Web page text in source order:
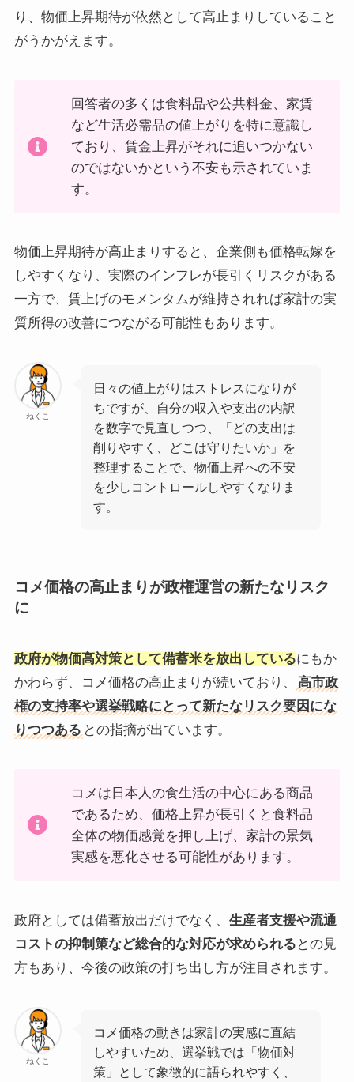
り、物価上昇期待が依然として高止まりしていること
がうかがえます。
回答者の多くは食料品や公共料金、家賃
など生活必需品の値上がりを特に意識し
ており、賃金上昇がそれに追いつかない
のではないかという不安も示されていま
す。
物価上昇期待が高止まりすると、企業側も価格転嫁を
しやすくなり、実際のインフレが長引くリスクがある
一方で、賃上げのモメンタムが維持されれば家計の実
質所得の改善につながる可能性もあります。
ねくこ
日々の値上がりはストレスになりが
ちですが、自分の収入や支出の内訳
を数字で見直しつつ、「どの支出は
削りやすく、どこは守りたいか」を
整理することで、物価上昇への不安
を少しコントロールしやすくなりま
す。
コメ価格の高止まりが政権運営の新たなリスク
に
政府が物価高対策として備蓄米を放出しているにもか
かわらず、コメ価格の高止まりが続いており、
高市政
権の支持率や選挙戦略にとって新たなリスク要因にな
りつつある との指摘が出ています。
コメは日本人の食生活の中心にある商品
であるため、価格上昇が長引くと食料品
全体の物価感覚を押し上げ、家計の景気
実感を悪化させる可能性があります。
政府としては備蓄放出だけでなく、 生産者支援や流通
コストの抑制策など総合的な対応が求められる との見
方もあり、今後の政策の打ち出し方が注目されます。
ねくこ
コメ価格の動きは家計の実感に直結
しやすいため、選挙戦では「物価対
策」として象徴的に語られやすく、